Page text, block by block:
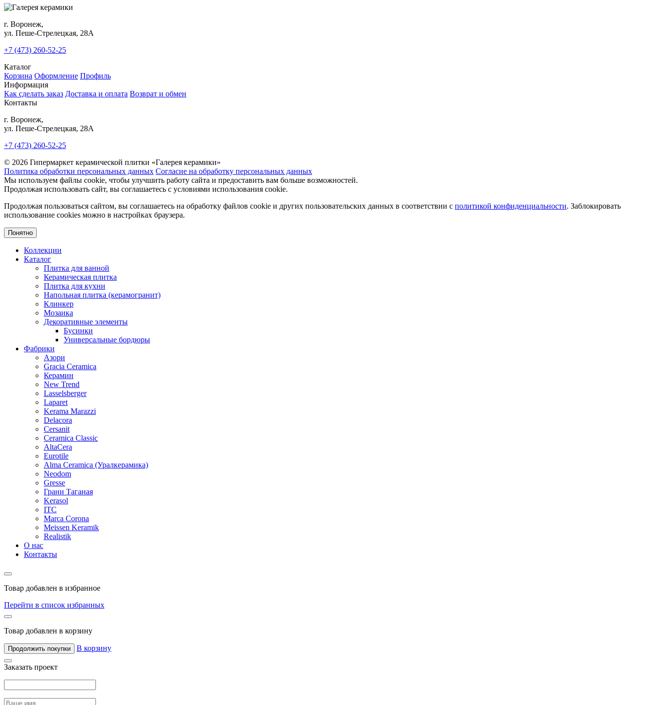
г. Воронеж,
ул. Пеше-Cтрелецкая, 28А
+7 (473) 260-52-25
Каталог
Корзина Оформление Профиль
Информация
Как сделать заказ Доставка и оплата Возврат и обмен
Контакты
г. Воронеж,
ул. Пеше-Cтрелецкая, 28А
+7 (473) 260-52-25
© 2026 Гипермаркет керамической плитки «Галерея керамики»
Политика обработки персональных данных Согласие на обработку персональных данных
Мы используем файлы cookie, чтобы улучшить работу сайта и предоставить вам больше возможностей.
Продолжая использовать сайт, вы соглашаетесь с условиями использования cookie.
Продолжая пользоваться сайтом, вы соглашаетесь на обработку файлов cookie и других пользовательских данных в соответствии с политикой конфиденциальности. Заблокировать
использование cookies можно в настройках браузера.
Понятно
Коллекции
Каталог
Плитка для ванной
Керамическая плитка
Плитка для кухни
Напольная плитка (керамогранит)
Клинкер
Мозаика
Декоративные элементы
Бусинки
Универсальные бордюры
Фабрики
Азори
Gracia Ceramica
Керамин
New Trend
Lasselsberger
Laparet
Kerama Marazzi
Delacora
Cersanit
Ceramica Classic
AltaCera
Eurotile
Alma Ceramica (Уралкерамика)
Neodom
Gresse
Грани Таганая
Kerasol
ITC
Marca Corona
Meissen Keramik
Realistik
О нас
Контакты
Товар добавлен в избранное
Перейти в список избранных
Товар добавлен в корзину
Продолжить покупки В корзину
Заказать проект